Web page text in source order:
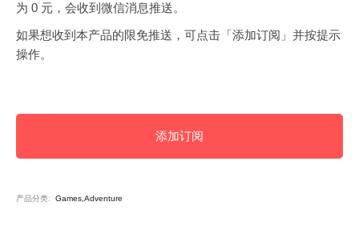
为 0 元，会收到微信消息推送。
如果想收到本产品的限免推送，可点击「添加订阅」并按提示
操作。
添加订阅
产品分类: Games,Adventure